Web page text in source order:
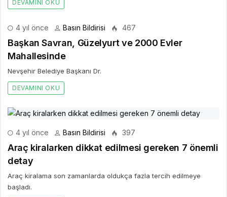
DEVAMINI OKU
4 yıl önce Basın Bildirisi 467
Başkan Savran, Güzelyurt ve 2000 Evler
Mahallesinde
Nevşehir Belediye Başkanı Dr.
DEVAMINI OKU
4 yıl önce Basın Bildirisi 397
Araç kiralarken dikkat edilmesi gereken 7 önemli
detay
Araç kiralama son zamanlarda oldukça fazla tercih edilmeye
başladı.